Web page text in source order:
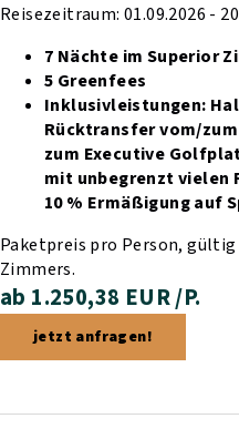
Reisezeitraum: 01.09.2026 -
7 Nächte im Superior
5 Greenfees
Inklusivleistungen:
Rücktransfer vom/
zum Executive
mit unbegrenzt vielen
10 % Ermäßigung auf
Paketpreis pro Person,
Zimmers.
ab 1.250,38 EUR /P.
jetzt anfragen!